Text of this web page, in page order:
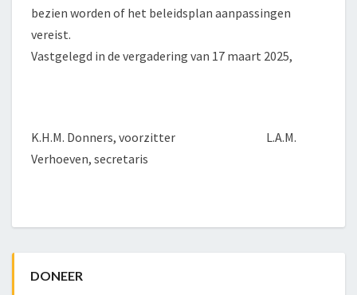
bezien worden of het beleidsplan aanpassingen
vereist.
Vastgelegd in de vergadering van 17 maart 2025,
K.H.M. Donners, voorzitter L.A.M.
Verhoeven, secretaris
DONEER